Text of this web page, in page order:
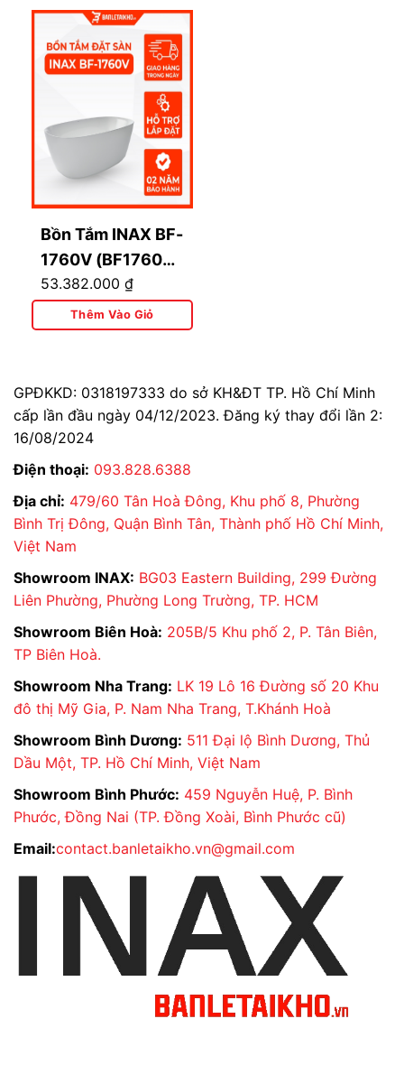
Bồn Tắm INAX BF-
1760V (BF1760V)
Đặt Sàn Dài 1.7M
53.382.000 ₫
Thêm Vào Giỏ
GPĐKKD: 0318197333 do sở KH&ĐT TP. Hồ Chí Minh
cấp lần đầu ngày 04/12/2023. Đăng ký thay đổi lần 2:
16/08/2024
Điện thoại: 093.828.6388
Địa chỉ: 479/60 Tân Hoà Đông, Khu phố 8, Phường
Bình Trị Đông, Quận Bình Tân, Thành phố Hồ Chí Minh,
Việt Nam
Showroom INAX: BG03 Eastern Building, 299 Đường
Liên Phường, Phường Long Trường, TP. HCM
Showroom Biên Hoà: 205B/5 Khu phố 2, P. Tân Biên,
TP Biên Hoà.
Showroom Nha Trang: LK 19 Lô 16 Đường số 20 Khu
đô thị Mỹ Gia, P. Nam Nha Trang, T.Khánh Hoà
Showroom Bình Dương: 511 Đại lộ Bình Dương, Thủ
Dầu Một, TP. Hồ Chí Minh, Việt Nam
Showroom Bình Phước: 459 Nguyễn Huệ, P. Bình
Phước, Đồng Nai (TP. Đồng Xoài, Bình Phước cũ)
Email:contact.banletaikho.vn@gmail.com